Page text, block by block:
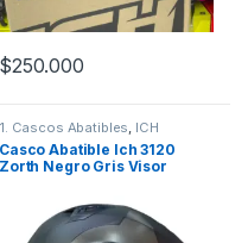
Las opciones se
$250.000
Este producto tiene múltiples
1. Cascos Abatibles, ICH
Casco Abatible Ich 3120
Zorth Negro Gris Visor